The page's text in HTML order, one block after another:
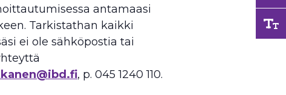
antamaasi
Tarkistathan kaikki
ei ole sähköpostia tai
, p. 045 1240 110.